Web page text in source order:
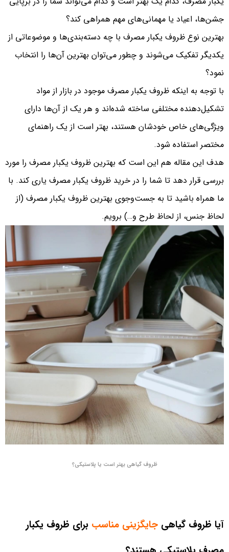
جشن‌ها، اعیاد یا مهمانی‌های مهم همراهی کند؟
بهترین نوع ظروف یکبار مصرف با چه دسته‌بندی‌ها و موضوعاتی از
یکدیگر تفکیک می‌شوند و چطور می‌توان بهترین آن‌ها را انتخاب
نمود؟
با توجه به اینکه ظروف یکبار مصرف موجود در بازار از مواد
تشکیل‌دهنده مختلفی ساخته شده‌اند و هر یک از آن‌ها دارای
ویژگی‌های خاص خودشان هستند، بهتر است از یک راهنمای
مختصر استفاده شود.
هدف این مقاله هم این است که بهترین ظروف یکبار مصرف را مورد
بررسی قرار دهد تا شما را در خرید ظروف یکبار مصرف یاری کند. با
ما همراه باشید تا به جست‌وجوی بهترین ظروف یکبار مصرف (از
لحاظ جنس، از لحاظ طرح و…) برویم.
ظروف گیاهی بهتر است یا پلاستیکی؟
آیا ظروف گیاهی جایگزینی مناسب برای ظروف یکبار